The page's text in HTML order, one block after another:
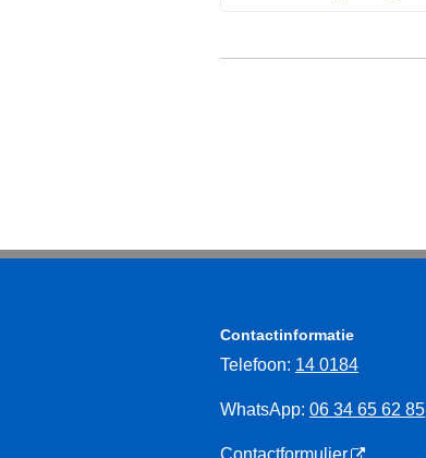
Contactinformatie
Telefoon: 14 0184
WhatsApp: 06 34 65 62 85
Contactformulier